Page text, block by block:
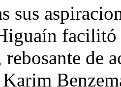
sus
rebosante de